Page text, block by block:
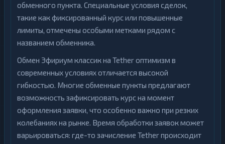
обменного пункта. Специальные условия сделок,
такие как фиксированный курс или повышенные
лимиты, отмечены особыми метками рядом с
названием обменника.
Обмен Эфириум классик на Tether оптимизм в
современных условиях отличается высокой
гибкостью. Многие обменные пункты предлагают
возможность зафиксировать курс на момент
оформления заявки, что особенно важно при резких
колебаниях на рынке. Время обработки заявок может
варьироваться: где-то зачисление Tether происходит